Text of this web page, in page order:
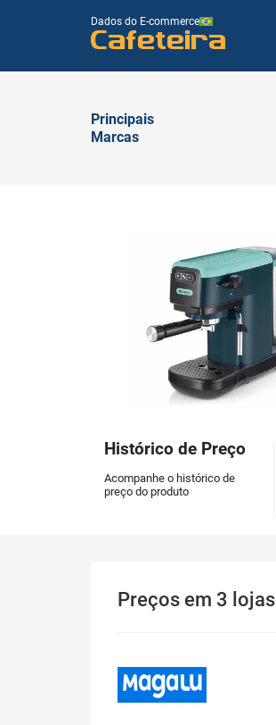
Dados do E-commerce
Cafeteira
Principais
Marcas
Histórico de Preço
Acompanhe o histórico de
preço do produto
Preços em 3 lojas